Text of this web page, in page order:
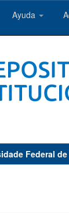
Ayuda
Federal de